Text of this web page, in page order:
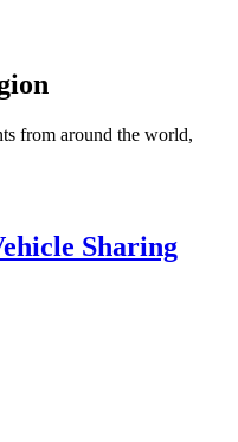
from around the world,
Sharing